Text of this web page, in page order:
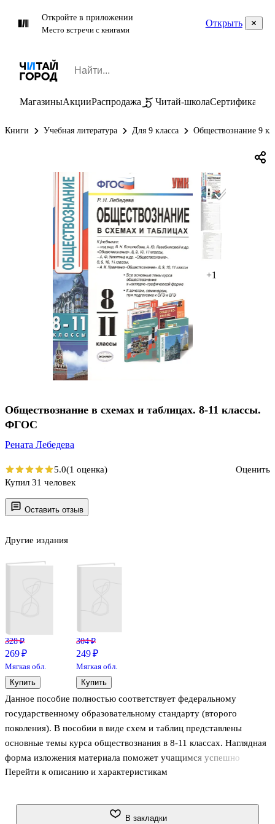
Откройте в приложении
Место встречи с книгами
Открыть
МагазиныАкцииРаспродажа Читай-школаСертификаты
Книги Учебная литература Для 9 класса Обществознание 9
+1
Оставить отзыв
Данное пособие полностью соответствует федеральному
государственному образовательному стандарту (второго
поколения). В пособии в виде схем и таблиц представлены
основные темы курса обществознания в 8-11 классах. Наглядная
форма изложения материала поможет учащимся успешно
освоить трудные вопросы политологии, права, экономики,
государственному экзамену по обществознанию, а также к
Перейти к описанию и характеристикам
Другие издания
328 ₽
269 ₽
Мягкая обл.
Купить
304 ₽
249 ₽
Мягкая обл.
Купить
Обществознание в схемах и таблицах. 8-11 классы.
ФГОС
Рената Лебедева
5.0(1 оценка)
Оценить
Купил 31 человек
В закладки